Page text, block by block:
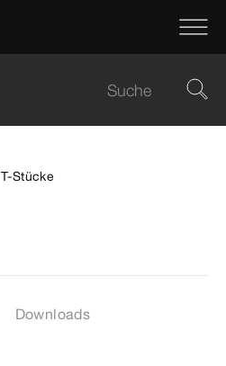
T-Stücke
Downloads